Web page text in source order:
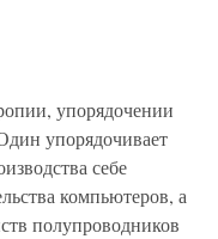
упорядочении
упорядочивает
себе
компьютеров, а
полупроводников